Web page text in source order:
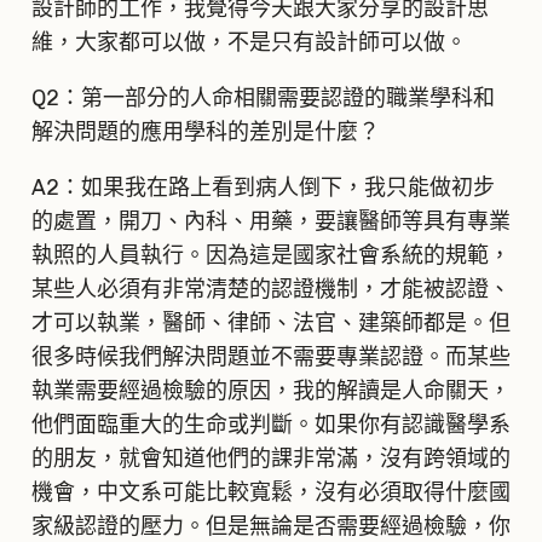
設計師的工作，我覺得今天跟大家分享的設計思
維，大家都可以做，不是只有設計師可以做。
Q2：第一部分的人命相關需要認證的職業學科和
解決問題的應用學科的差別是什麼？
A2：如果我在路上看到病人倒下，我只能做初步
的處置，開刀、內科、用藥，要讓醫師等具有專業
執照的人員執行。因為這是國家社會系統的規範，
某些人必須有非常清楚的認證機制，才能被認證、
才可以執業，醫師、律師、法官、建築師都是。但
很多時候我們解決問題並不需要專業認證。而某些
執業需要經過檢驗的原因，我的解讀是人命關天，
他們面臨重大的生命或判斷。如果你有認識醫學系
的朋友，就會知道他們的課非常滿，沒有跨領域的
機會，中文系可能比較寬鬆，沒有必須取得什麼國
家級認證的壓力。但是無論是否需要經過檢驗，你